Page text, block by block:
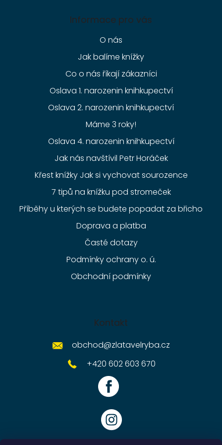
Informace pro vás
O nás
Jak balíme knížky
Co o nás říkají zákazníci
Oslava 1. narozenin knihkupectví
Oslava 2. narozenin knihkupectví
Máme 3 roky!
Oslava 4. narozenin knihkupectví
Jak nás navštívil Petr Horáček
Křest knížky Jak si vychovat sourozence
7 tipů na knížku pod stromeček
Příběhy u kterých se budete popadat za břicho
Doprava a platba
Časté dotazy
Podmínky ochrany o. ú.
Obchodní podmínky
Kontakt
obchod@zlatavelryba.cz
+420 602 603 670